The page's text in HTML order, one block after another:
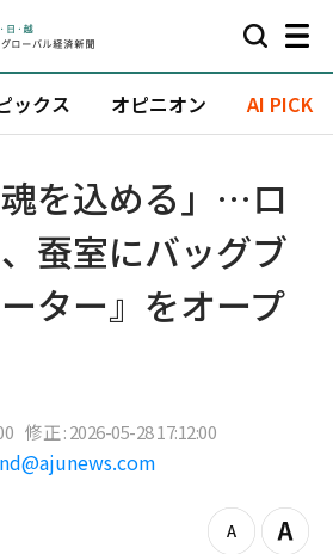
ックス オピニオン AI PICK
魂を込める」…ロ
蚕室にバッグブ
ター』をオープ
修正 : 2026-05-28 17:12:00
z
Z